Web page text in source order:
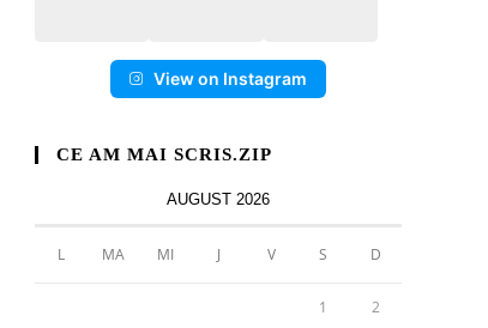
View on Instagram
CE AM MAI SCRIS.ZIP
AUGUST 2026
L MA MI J V S D
1 2